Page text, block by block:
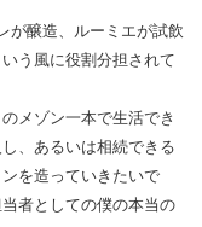
が醸造、ルーミエが試飲
う風に役割分担されて
メゾン一本で生活でき
、あるいは相続できる
を造っていきたいで
者としての僕の本当の